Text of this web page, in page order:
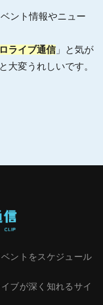
ント情報やニュー
ライブ通信 」と気が
大変うれしいです。
ントをスケジュール
ブが深く知れるサイ